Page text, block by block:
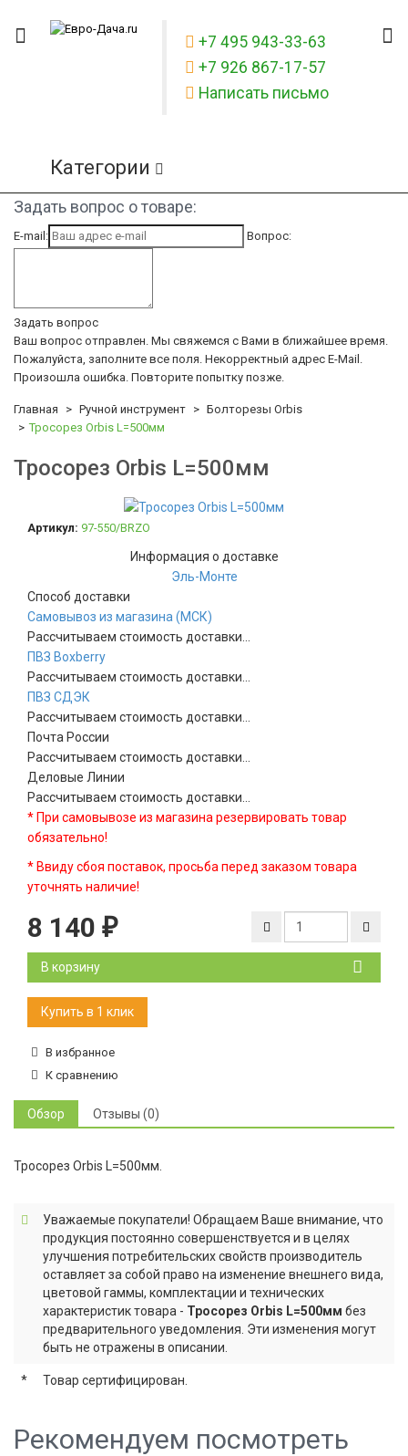
+7 495 943-33-63
+7 926 867-17-57
Написать письмо
Категории
Задать вопрос о товаре:
E-mail: Вопрос:
Задать вопрос
Ваш вопрос отправлен. Мы свяжемся с Вами в ближайшее время.
Пожалуйста, заполните все поля. Некорректный адрес E-Mail.
Произошла ошибка. Повторите попытку позже.
Главная Ручной инструмент
Болторезы Orbis
Тросорез Orbis L=500мм
Тросорез Orbis L=500мм
Артикул: 97-550/BRZO
Информация о доставке
Эль-Монте
Способ доставки
Самовывоз из магазина (МСК)
Рассчитываем стоимость доставки...
ПВЗ Boxberry
Рассчитываем стоимость доставки...
ПВЗ СДЭК
Рассчитываем стоимость доставки...
Почта России
Рассчитываем стоимость доставки...
Деловые Линии
Рассчитываем стоимость доставки...
* При самовывозе из магазина резервировать товар
обязательно!
* Ввиду сбоя поставок, просьба перед заказом товара
уточнять наличие!
8 140 ₽
В корзину
В избранное
К сравнению
Обзор Отзывы (0)
Тросорез Orbis L=500мм.
Уважаемые покупатели! Обращаем Ваше внимание, что
продукция постоянно совершенствуется и в целях
улучшения потребительских свойств производитель
оставляет за собой право на изменение внешнего вида,
цветовой гаммы, комплектации и технических
характеристик товара - Тросорез Orbis L=500мм без
предварительного уведомления. Эти изменения могут
быть не отражены в описании.
* Товар сертифицирован.
Рекомендуем посмотреть